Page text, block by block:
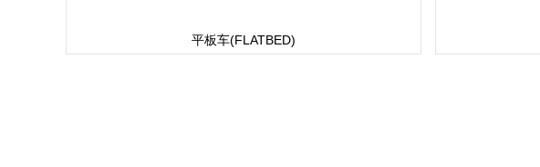
平板车(FLATBED)